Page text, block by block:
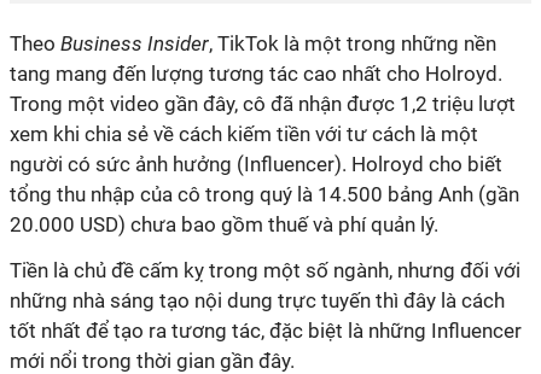
Theo Business Insider, TikTok là một trong những nền
tang mang đến lượng tương tác cao nhất cho Holroyd.
Trong một video gần đây, cô đã nhận được 1,2 triệu lượt
xem khi chia sẻ về cách kiếm tiền với tư cách là một
người có sức ảnh hưởng (Influencer). Holroyd cho biết
tổng thu nhập của cô trong quý là 14.500 bảng Anh (gần
20.000 USD) chưa bao gồm thuế và phí quản lý.
Tiền là chủ đề cấm kỵ trong một số ngành, nhưng đối với
những nhà sáng tạo nội dung trực tuyến thì đây là cách
tốt nhất để tạo ra tương tác, đặc biệt là những Influencer
mới nổi trong thời gian gần đây.